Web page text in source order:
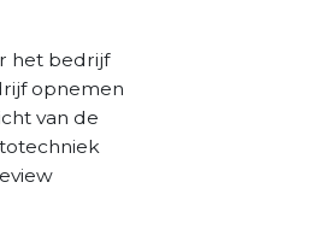
het bedrijf
opnemen
van de